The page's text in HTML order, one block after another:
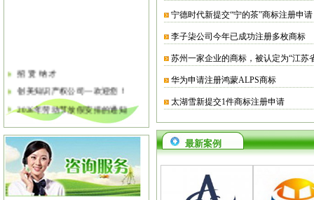
招 贤 纳 才
创美知识产权公司—欢迎您！
2026年劳动节放假安排的通知
2026年清明节放假安排的通知
关于软件企业评估有关工作的通知
2026年春节放假安排的通知
2026年元旦放假安排的通知
2025年国庆节、中秋节放假安排
宁德时代新提交“宁的茶”商标注册申请
李子柒公司今年已成功注册多枚商标
苏州一家企业的商标，被认定为“江苏
华为申请注册鸿蒙ALPS商标
太湖雪新提交1件商标注册申请
最新案例